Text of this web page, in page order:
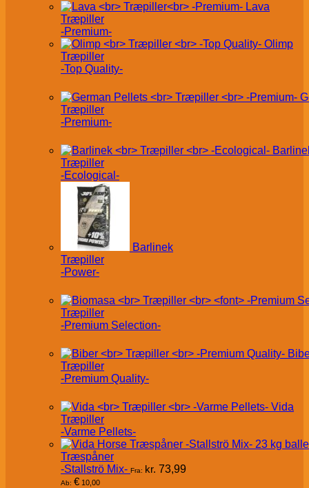
Lava
Træpiller
-Premium-
Olimp
Træpiller
-Top Quality-
Træpiller
-Premium-
Træpiller
-Ecological-
Barlinek
Træpiller
-Power-
Træpiller
-Premium Selection-
Træpiller
-Premium Quality-
Vida
Træpiller
-Varme Pellets-
Træspåner
-Stallströ Mix- Fra: kr. 73,99
Ab: € 10,00